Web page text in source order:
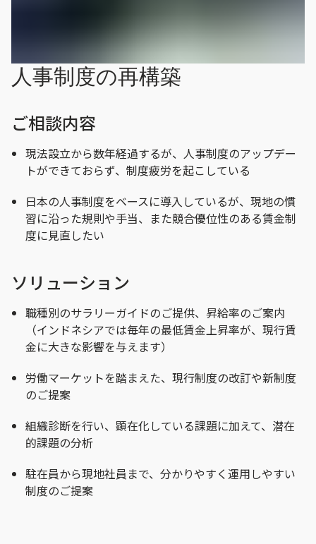
人事制度の再構築
ご相談内容
現法設立から数年経過するが、人事制度のアップデー
トができておらず、制度疲労を起こしている
日本の人事制度をベースに導入しているが、現地の慣
習に沿った規則や手当、また競合優位性のある賃金制
度に見直したい
ソリューション
職種別のサラリーガイドのご提供、昇給率のご案内
（インドネシアでは毎年の最低賃金上昇率が、現行賃
金に大きな影響を与えます）
労働マーケットを踏まえた、現行制度の改訂や新制度
のご提案
組織診断を行い、顕在化している課題に加えて、潜在
的課題の分析
駐在員から現地社員まで、分かりやすく運用しやすい
制度のご提案